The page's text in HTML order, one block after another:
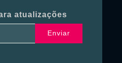
atualizações
Enviar